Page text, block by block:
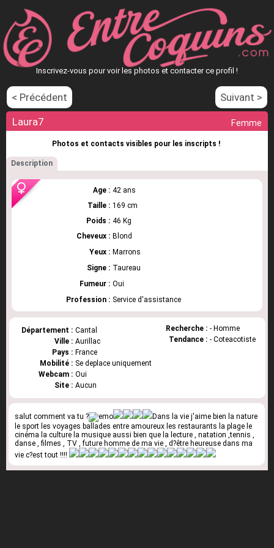
Inscrivez-vous pour voir les photos et contacter ce profil !
< Précédent
Suivant >
Laura7
Femme
Photos et contacts visibles pour les inscripts !
Description
Age : 42 ans
Taille : 169 cm
Poids : 46 Kg
Cheveux : Blond
Yeux : Marrons
Signe : Taureau
Fumeur : Oui
Profession : Service d'assistance
Département : Cantal
Ville : Aurillac
Pays : France
Mobilité : Se deplace uniquement
Webcam : Oui
Site : Aucun
Recherche : - Homme
Tendance : - Coteacotiste
salut comment va tu ?
Dans la vie j'aime bien la nature
le sport les voyages ballades entre amoureux les restaurants la plage le
cinéma la culture la musique aussi bien que la lecture , natation ,tennis ,
danse , filmes , TV , future homme de ma vie , d?être heureuse dans ma
vie c?est tout !!!!